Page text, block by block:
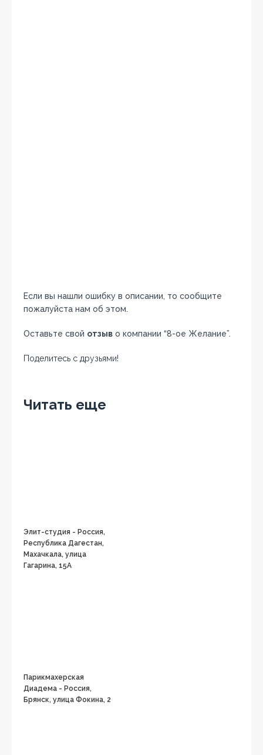
Если вы нашли ошибку в описании, то сообщите
пожалуйста нам об этом.
Оставьте свой отзыв о компании “8-ое Желание”.
Поделитесь с друзьями!
Читать еще
Элит-студия - Россия,
Республика Дагестан,
Махачкала, улица
Гагарина, 15А
Парикмахерская
Диадема - Россия,
Брянск, улица Фокина, 2